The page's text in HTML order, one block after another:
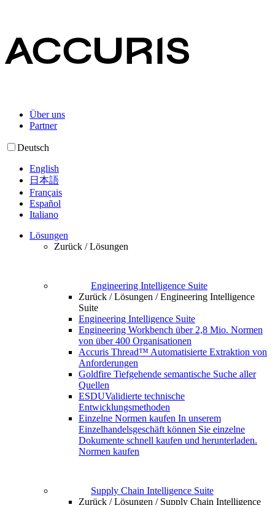
Über uns
Partner
Deutsch
English
日本語
Français
Español
Italiano
Lösungen
Zurück /Lösungen
Engineering Intelligence Suite
Zurück /Lösungen /Engineering Intelligence
Suite
Engineering Intelligence Suite
Engineering Workbench über 2,8 Mio. Normen
von über 400 Organisationen
Accuris Thread™ Automatisierte Extraktion von
Anforderungen
Goldfire Tiefgehende semantische Suche aller
Quellen
ESDUValidierte technische
Entwicklungsmethoden
Einzelne Normen kaufen In unserem
Einzelhandelsgeschäft können Sie einzelne
Dokumente schnell kaufen und herunterladen.
Normen kaufen
Supply Chain Intelligence Suite
Zurück /Lösungen / Supply Chain Intelligence